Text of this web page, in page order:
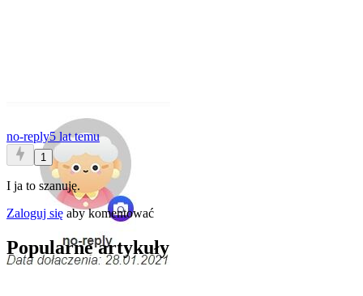
no-reply5 lat temu
1
I ja to szanuję.
Zaloguj się aby komentować
Popularne artykuły